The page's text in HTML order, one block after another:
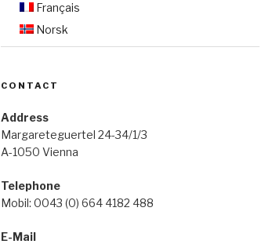
Français
Norsk
CONTACT
Address
Margareteguertel 24-34/1/3
A-1050 Vienna
Telephone
Mobil: 0043 (0) 664 4182 488
E-Mail